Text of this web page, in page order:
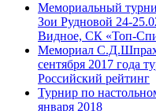
Мемориальный
Зои Рудновой 24-
Видное, СК «Топ-
Мемориал
сентября 2017 года
Российский рейтинг
Турнир по
января 2018